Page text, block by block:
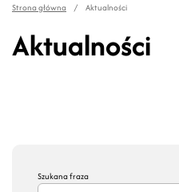
Strona główna / Aktualności
Aktualności
Szukana fraza